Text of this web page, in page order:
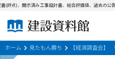
建設資料館とは
点)、開示済み工事設計書、総合評価値、過去の公告
ホーム 見たもん勝ち 【経済調査会】